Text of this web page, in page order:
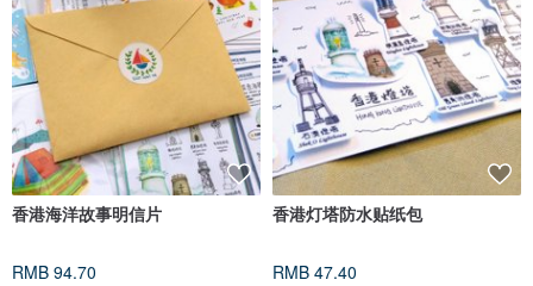
香港海洋故事明信片
RMB 94.70
香港灯塔防水贴纸包
RMB 47.40